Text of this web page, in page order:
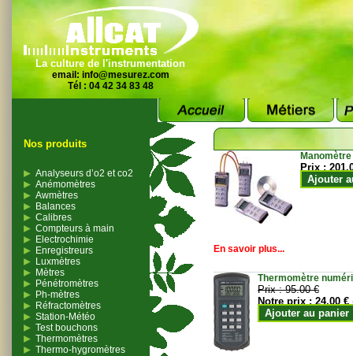
La culture de l'instrumentation
email: info@mesurez.com
Tél : 04 42 34 83 48
Nos produits
Analyseurs d’o2 et co2
Anémomètres
Awmètres
Balances
Calibres
Compteurs à main
Electrochimie
Enregistreurs
Luxmètres
Mètres
Pénétromètres
Ph-mètres
Réfractomètres
Station-Météo
Test bouchons
Thermomètres
Thermo-hygromètres
Prix :
Ajouter
En savoir plus...
Thermomètre
Prix :95.00 €
Notre prix :24.00 €
Ajouter au panier